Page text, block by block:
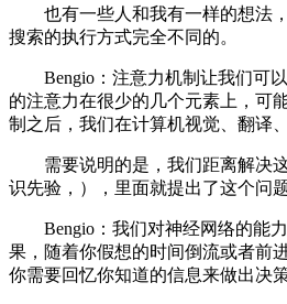
也有一些人和我有一样的想法，
搜索的执行方式完全不同的。
Bengio：注意力机制让我们可以
的注意力在很少的几个元素上，可
制之后，我们在计算机视觉、翻译
需要说明的是，我们距离解决这
识先验，），里面就提出了这个问
Bengio：我们对神经网络的能力
果，随着你假想的时间倒流或者前
你需要回忆你知道的信息来做出决